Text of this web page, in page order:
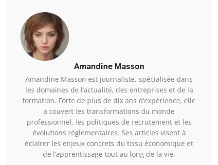
Amandine Masson
Amandine Masson est journaliste, spécialisée dans
les domaines de l’actualité, des entreprises et de la
formation. Forte de plus de dix ans d’expérience, elle
a couvert les transformations du monde
professionnel, les politiques de recrutement et les
évolutions réglementaires. Ses articles visent à
éclairer les enjeux concrets du tissu économique et
de l’apprentissage tout au long de la vie.